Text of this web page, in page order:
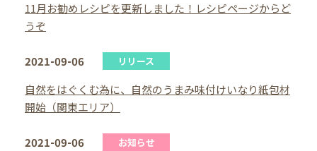
11月お勧めレシピを更新しました！レシピページからど
うぞ
2021-09-06 リリース
自然をはぐくむ為に、自然のうまみ味付けいなり紙包材
開始（関東エリア）
2021-09-06 お知らせ